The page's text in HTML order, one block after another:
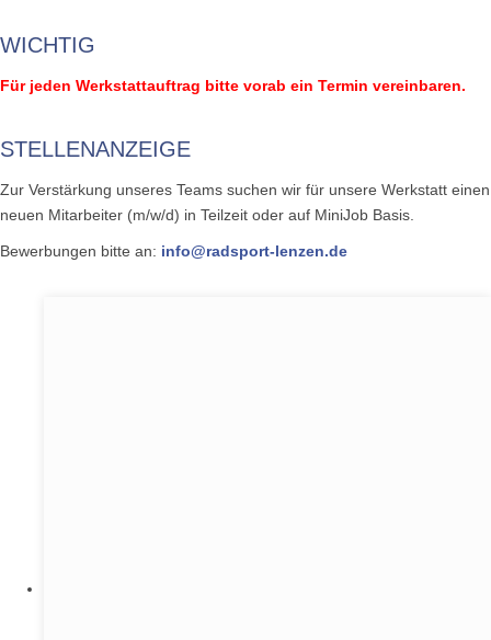
WICHTIG
Für jeden Werkstattauftrag bitte vorab ein Termin vereinbaren.
STELLENANZEIGE
Zur Verstärkung unseres Teams suchen wir für unsere Werkstatt einen
neuen Mitarbeiter (m/w/d) in Teilzeit oder auf MiniJob Basis.
Bewerbungen bitte an: info@radsport-lenzen.de